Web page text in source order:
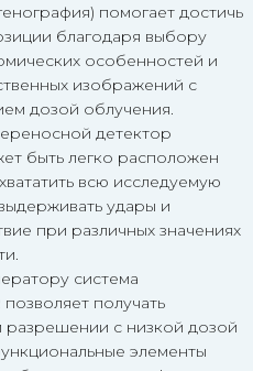
помогает достичь
благодаря выбору
особенностей и
изображений с
дозой облучения.
детектор
быть легко расположен
всю исследуемую
удары и
при различных значениях
система
получать
с низкой дозой
элементы